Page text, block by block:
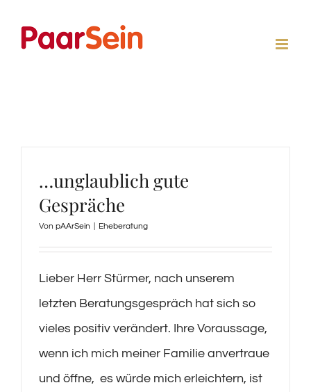
Inhalt
…unglaublich gute
Gespräche
Von pAArSein Eheberatung
Lieber Herr Stürmer, nach unserem
letzten Beratungsgespräch hat sich so
vieles positiv verändert. Ihre Voraussage,
wenn ich mich meiner Familie anvertraue
und öffne, es würde mich erleichtern, ist